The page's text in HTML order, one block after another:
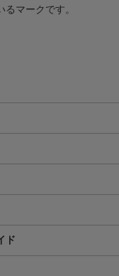
マークです。
ド